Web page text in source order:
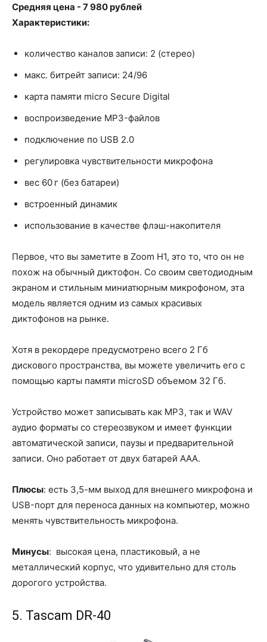
Средняя цена - 7 980 рублей
Характеристики:
количество каналов записи: 2 (стерео)
макс. битрейт записи: 24/96
карта памяти micro Secure Digital
воспроизведение MP3-файлов
подключение по USB 2.0
регулировка чувствительности микрофона
вес 60 г (без батареи)
встроенный динамик
использование в качестве флэш-накопителя
Первое, что вы заметите в Zoom H1, это то, что он не
похож на обычный диктофон. Со своим светодиодным
экраном и стильным миниатюрным микрофоном, эта
модель является одним из самых красивых
диктофонов на рынке.
Хотя в рекордере предусмотрено всего 2 Гб
дискового пространства, вы можете увеличить его с
помощью карты памяти microSD объемом 32 Гб.
Устройство может записывать как MP3, так и WAV
аудио форматы со стереозвуком и имеет функции
автоматической записи, паузы и предварительной
записи. Оно работает от двух батарей ААА.
Плюсы: есть 3,5-мм выход для внешнего микрофона и
USB-порт для переноса данных на компьютер, можно
менять чувствительность микрофона.
Минусы: высокая цена, пластиковый, а не
металлический корпус, что удивительно для столь
дорогого устройства.
5. Tascam DR-40